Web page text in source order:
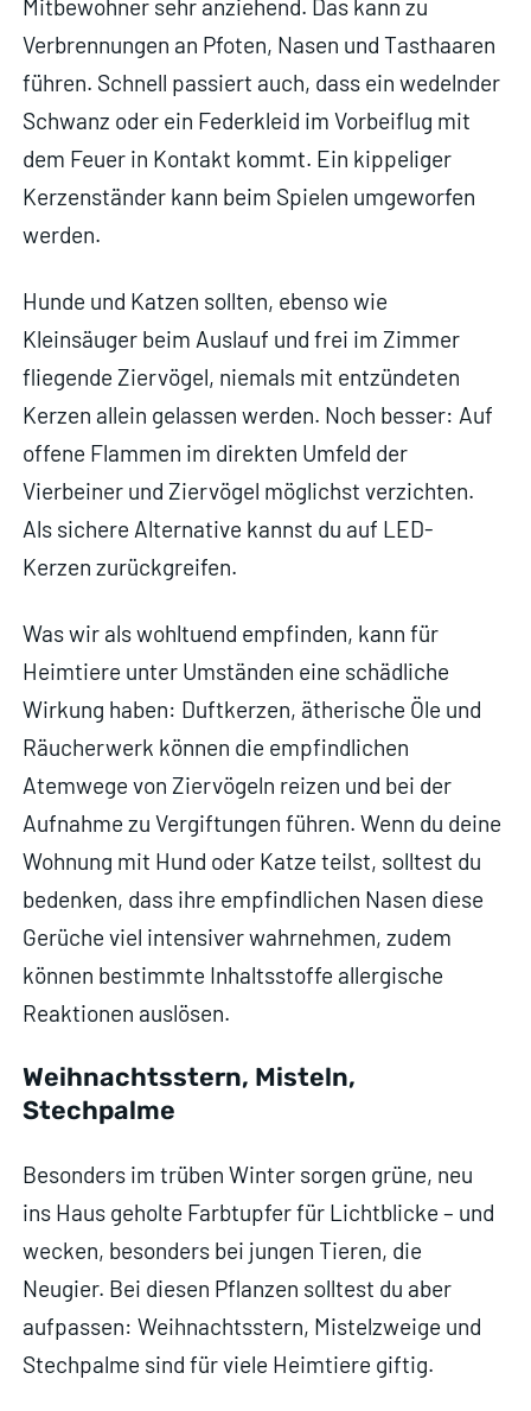
Mitbewohner sehr anziehend. Das kann zu
Verbrennungen an Pfoten, Nasen und Tasthaaren
führen. Schnell passiert auch, dass ein wedelnder
Schwanz oder ein Federkleid im Vorbeiflug mit
dem Feuer in Kontakt kommt. Ein kippeliger
Kerzenständer kann beim Spielen umgeworfen
werden.
Hunde und Katzen sollten, ebenso wie
Kleinsäuger beim Auslauf und frei im Zimmer
fliegende Ziervögel, niemals mit entzündeten
Kerzen allein gelassen werden. Noch besser: Auf
offene Flammen im direkten Umfeld der
Vierbeiner und Ziervögel möglichst verzichten.
Als sichere Alternative kannst du auf LED-
Kerzen zurückgreifen.
Was wir als wohltuend empfinden, kann für
Heimtiere unter Umständen eine schädliche
Wirkung haben: Duftkerzen, ätherische Öle und
Räucherwerk können die empfindlichen
Atemwege von Ziervögeln reizen und bei der
Aufnahme zu Vergiftungen führen. Wenn du deine
Wohnung mit Hund oder Katze teilst, solltest du
bedenken, dass ihre empfindlichen Nasen diese
Gerüche viel intensiver wahrnehmen, zudem
können bestimmte Inhaltsstoffe allergische
Reaktionen auslösen.
Weihnachtsstern, Misteln,
Stechpalme
Besonders im trüben Winter sorgen grüne, neu
ins Haus geholte Farbtupfer für Lichtblicke – und
wecken, besonders bei jungen Tieren, die
Neugier. Bei diesen Pflanzen solltest du aber
aufpassen: Weihnachtsstern, Mistelzweige und
Stechpalme sind für viele Heimtiere giftig.